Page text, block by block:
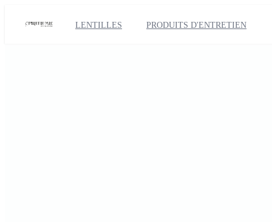
LENTILLES PRODUITS D'ENTRETIEN